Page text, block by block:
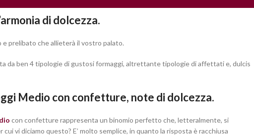
di dolcezza.
prelibato che allieterà il vostro palato.
da ben 4 tipologie di gustosi formaggi, altrettante tipologie di affettati e, dulcis
Medio con confetture, note di dolcezza.
con confetture rappresenta un binomio perfetto che, letteralmente, si
vi diciamo questo? E’ molto semplice, in quanto la risposta è racchiusa